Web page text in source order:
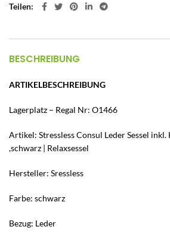
Teilen
BESCHREIBUNG
ARTIKELBESCHREIBUNG
Lagerplatz – Regal Nr: O1466
Artikel: Stressless Consul Leder Sessel inkl.
,schwarz | Relaxsessel
Hersteller: Sressless
Farbe: schwarz
Bezug: Leder